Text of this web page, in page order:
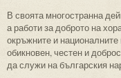
В своята многостранна
а работи за доброто на
окръжните и националните
обикновен, честен и
да служи на българския